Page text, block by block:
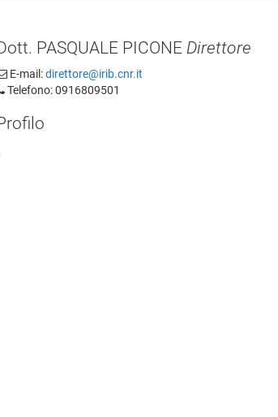
PASQUALE PICONE Direttore
E-mail:direttore@irib.cnr.it
Telefono: 0916809501